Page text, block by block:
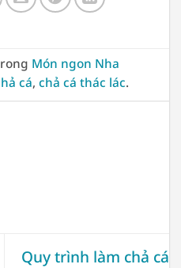
Món ngon Nha
cá,chả cá thác lác.
Quy trình làm chả cá